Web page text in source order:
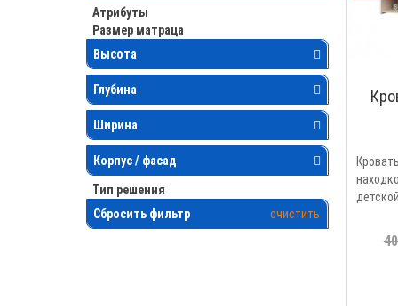
Атрибуты
Размер матраца
Высота
Глубина
Ширина
Корпус / фасад
Тип решения
Сбросить фильтр
очистить